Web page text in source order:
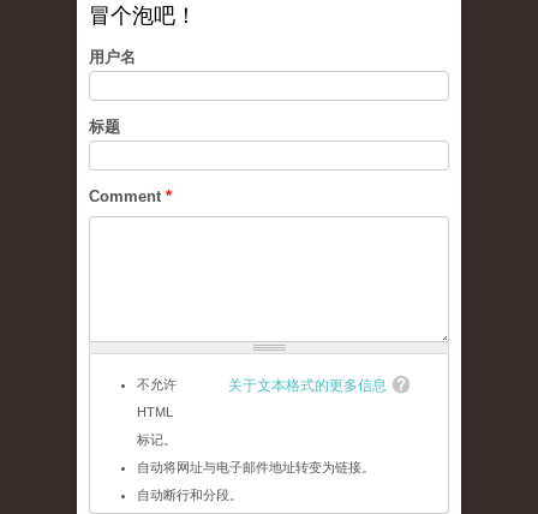
冒个泡吧！
用户名
标题
Comment *
关于文本格式的更多信息
不允许
HTML
标记。
自动将网址与电子邮件地址转变为链接。
自动断行和分段。